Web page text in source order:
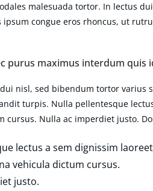
malesuada tortor. In lectus
ipsum congue eros rhoncus, ut
purus maximus interdum quis
nisl, sed bibendum tortor varius
turpis. Nulla pellentesque
cursus. Nulla ac imperdiet justo.
lectus a sem dignissim
vehicula dictum cursus.
justo.